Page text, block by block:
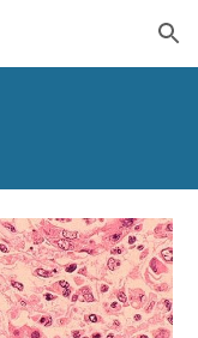
Skip to navigation